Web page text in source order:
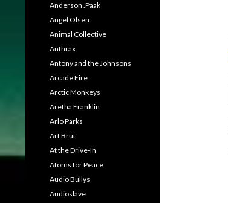
Anderson .Paak
Angel Olsen
Animal Collective
Anthrax
Antony and the Johnsons
Arcade Fire
Arctic Monkeys
Aretha Franklin
Arlo Parks
Art Brut
At the Drive-In
Atoms for Peace
Audio Bullys
Audioslave